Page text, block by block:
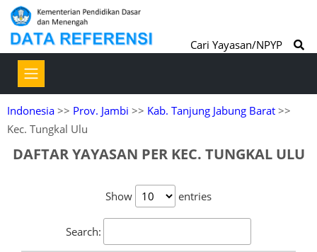
Cari Yayasan/NPYP
Indonesia >> Prov. Jambi >> Kab. Tanjung Jabung Barat >>
Kec. Tungkal Ulu
DAFTAR YAYASAN PER KEC. TUNGKAL ULU
Show entries
Search: